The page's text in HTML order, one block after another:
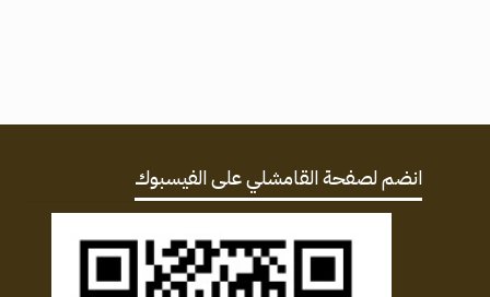
انضم لصفحة القامشلي على الفيسبوك